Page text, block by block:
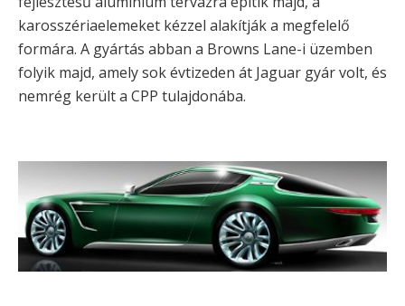
karosszériaelemeket kézzel alakítják a megfelelő
formára. A gyártás abban a Browns Lane-i üzemben
folyik majd, amely sok évtizeden át Jaguar gyár volt, és
nemrég került a CPP tulajdonába.